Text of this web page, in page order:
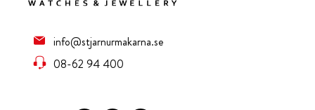
info@stjarnurmakarna.se
08-62 94 400